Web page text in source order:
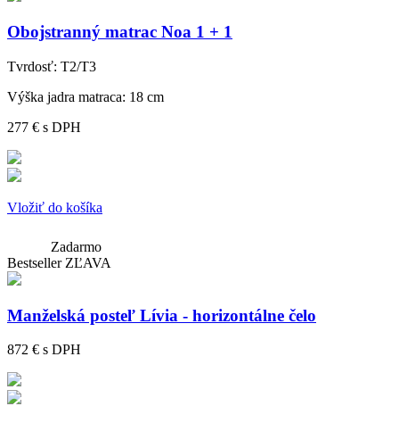
Obojstranný matrac Noa 1 + 1
Tvrdosť: T2/T3
Výška jadra matraca: 18 cm
277 € s DPH
Vložiť do košíka
Zadarmo
Bestseller ZĽAVA
Manželská posteľ Lívia - horizontálne čelo
872 € s DPH